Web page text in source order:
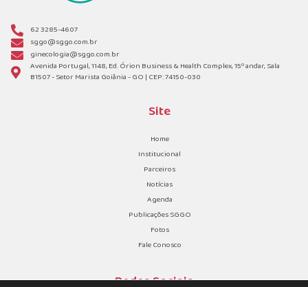
62 3285-4607
sggo@sggo.com.br
ginecologia@sggo.com.br
Avenida Portugal, 1148, Ed. Órion Business & Health Complex, 15º andar, Sala
B1507 - Setor Marista Goiânia - GO | CEP: 74150-030
Site
Home
Institucional
Parceiros
Notícias
Agenda
Publicações SGGO
Fotos
Fale Conosco
Redes Sociais